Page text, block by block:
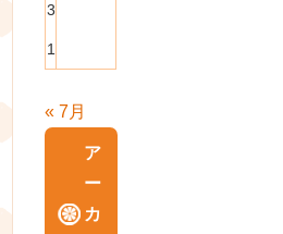
3
1
« 7月
ア
ー
カ